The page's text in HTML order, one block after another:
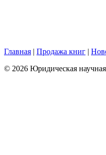
Главная | Продажа книг |
© 2026 Юридическая